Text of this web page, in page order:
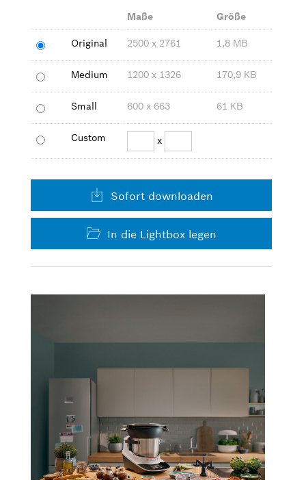
Maße Größe
Original 2500 x 2761 1,8 MB
Medium 1200 x 1326 170,9 KB
Small 600 x 663 61 KB
Custom x
Sofort downloaden
In die Lightbox legen